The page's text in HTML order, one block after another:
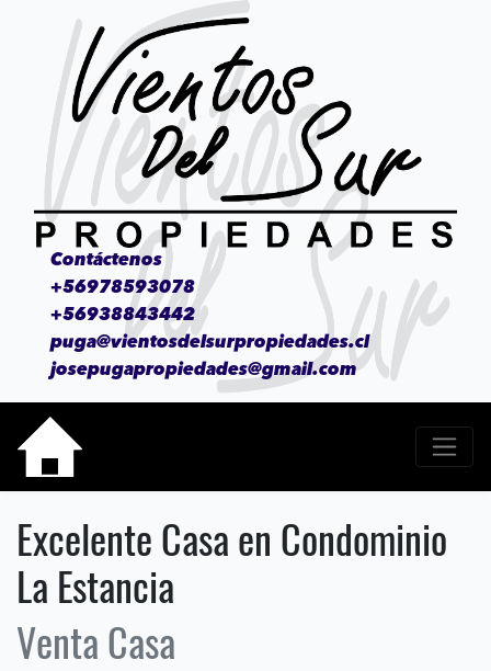
Contáctenos
+56978593078
+56938843442
puga@vientosdelsurpropiedades.cl
josepugapropiedades@gmail.com
Excelente Casa en Condominio
La Estancia
Venta Casa